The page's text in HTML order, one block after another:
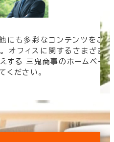
にも多彩なコンテンツをご
オフィスに関するさまざま
する 三鬼商事のホームペー
ください。